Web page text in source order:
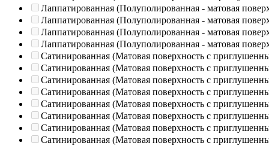
Лаппатированная (Полуполированная - матовая
Лаппатированная (Полуполированная - матовая
Лаппатированная (Полуполированная - матовая
Лаппатированная (Полуполированная - матовая
Сатинированная (Матовая поверхность с
Сатинированная (Матовая поверхность с
Сатинированная (Матовая поверхность с
Сатинированная (Матовая поверхность с
Сатинированная (Матовая поверхность с
Сатинированная (Матовая поверхность с
Сатинированная (Матовая поверхность с
Сатинированная (Матовая поверхность с